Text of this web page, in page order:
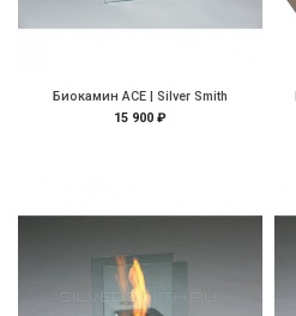
Биокамин АСЕ | Silver Smith
15 900 ₽